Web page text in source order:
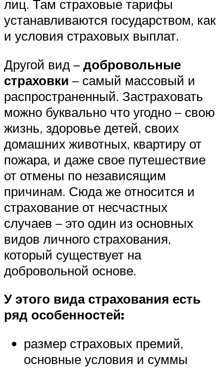
лиц. Там страховые тарифы
устанавливаются государством, как
и условия страховых выплат.
Другой вид – добровольные
страховки – самый массовый и
распространенный. Застраховать
можно буквально что угодно – свою
жизнь, здоровье детей, своих
домашних животных, квартиру от
пожара, и даже свое путешествие
от отмены по независящим
причинам. Сюда же относится и
страхование от несчастных
случаев – это один из основных
видов личного страхования,
который существует на
добровольной основе.
У этого вида страхования есть
ряд особенностей:
размер страховых премий,
основные условия и суммы